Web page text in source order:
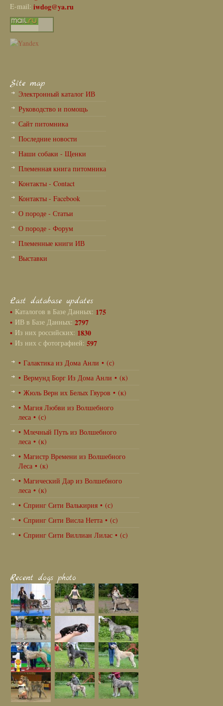
E-mail: iwdog@ya.ru
Site map
Электронный каталог ИВ
Руководство и помощь
Сайт питомника
Последние новости
Наши собаки - Щенки
Племенная книга питомника
Контакты - Contact
Контакты - Facebook
О породе - Статьи
О породе - Форум
Племенные книги ИВ
Выставки
Last database updates
• Каталогов в Базе Данных: 175
• ИВ в Базе Данных: 2797
• Из них российских: 1830
• Из них с фотографией: 597
• Галактика из Дома Анли • (с)
• Вермунд Борг Из Дома Анли • (к)
• Жюль Верн их Белых Гяуров • (к)
• Магия Любви из Волшебного
леса • (с)
• Млечный Путь из Волшебного
леса • (к)
• Магистр Времени из Волшебного
Леса • (к)
• Магический Дар из Волшебного
леса • (к)
• Спринг Сити Валькирия • (с)
• Спринг Сити Висла Нетта • (с)
• Спринг Сити Виллиан Лилас • (с)
Recent dogs photo